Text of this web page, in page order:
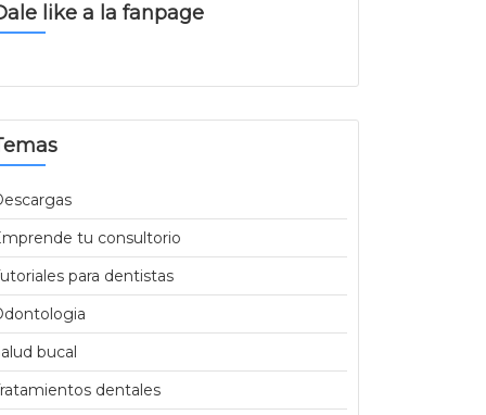
like a la fanpage
tu consultorio
para dentistas
bucal
dentales